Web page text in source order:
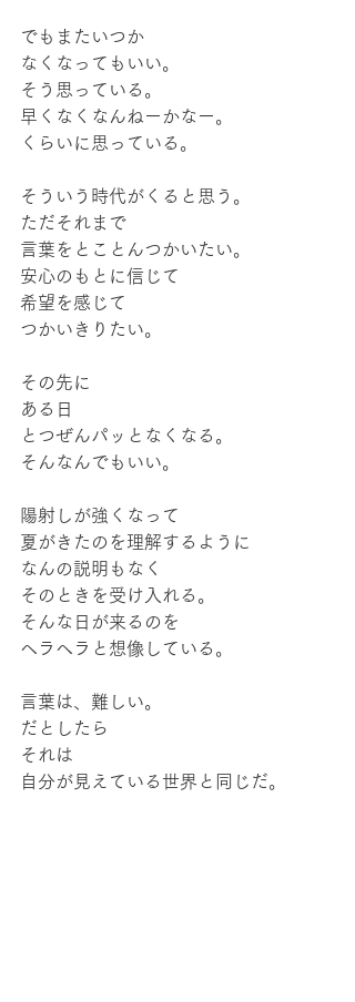
でもまたいつか
なくなってもいい。
そう思っている。
早くなくなんねーかなー。
くらいに思っている。
そういう時代がくると思う。
ただそれまで
言葉をとことんつかいたい。
安心のもとに信じて
希望を感じて
つかいきりたい。
その先に
ある日
とつぜんパッとなくなる。
そんなんでもいい。
陽射しが強くなって
夏がきたのを理解するように
なんの説明もなく
そのときを受け入れる。
そんな日が来るのを
ヘラヘラと想像している。
言葉は、難しい。
だとしたら
それは
自分が見えている世界と同じだ。